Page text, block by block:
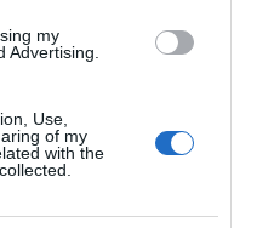
my
Advertising.
Use,
of my
with the- Αντιγηραντικές